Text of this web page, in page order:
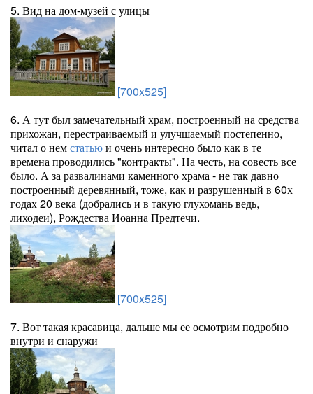
5. Вид на дом-музей с улицы
[700x525]
6. А тут был замечательный храм, построенный на средства
прихожан, перестраиваемый и улучшаемый постепенно,
читал о немстатьюи очень интересно было как в те
времена проводились "контракты". На честь, на совесть все
было. А за развалинами каменного храма - не так давно
построенный деревянный, тоже, как и разрушенный в 60х
годах 20 века (добрались и в такую глухомань ведь,
лиходеи), Рождества Иоанна Предтечи.
[700x525]
7. Вот такая красавица, дальше мы ее осмотрим подробно
внутри и снаружи